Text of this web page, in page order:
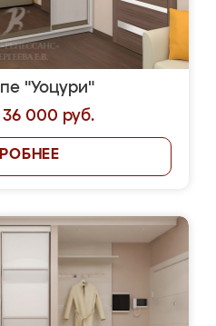
"Уоцури"
36 000 руб.